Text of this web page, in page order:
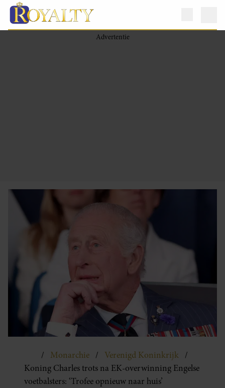
Monarchie
Verenigd Koninkrijk
Koning Charles trots na EK-overwinning Engelse
voetbalsters: ‘Trofee opnieuw naar huis’